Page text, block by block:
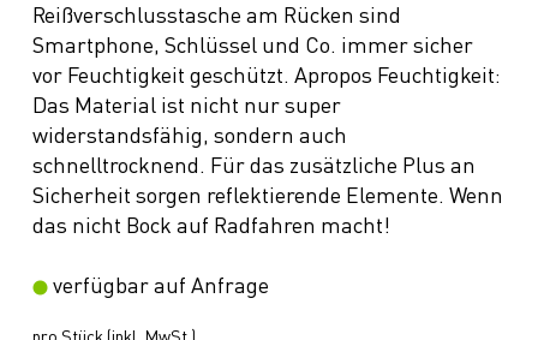
Reißverschlusstasche am Rücken sind
Smartphone, Schlüssel und Co. immer sicher
vor Feuchtigkeit geschützt. Apropos Feuchtigkeit:
Das Material ist nicht nur super
widerstandsfähig, sondern auch
schnelltrocknend. Für das zusätzliche Plus an
Sicherheit sorgen reflektierende Elemente. Wenn
das nicht Bock auf Radfahren macht!
verfügbar auf Anfrage